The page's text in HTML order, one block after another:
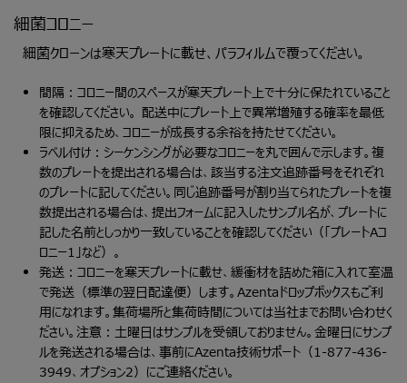
細菌コロニー
細菌クローンは寒天プレートに載せ、パラフィルムで覆ってください。
間隔：コロニー間のスペースが寒天プレート上で十分に保たれていること
を確認してください。 配送中にプレート上で異常増殖する確率を最低
限に抑えるため、コロニーが成長する余裕を持たせてください。
ラベル付け：シーケンシングが必要なコロニーを丸で囲んで示します。複
数のプレートを提出される場合は、該当する注文追跡番号をそれぞれ
のプレートに記してください。同じ追跡番号が割り当てられたプレートを複
数提出される場合は、提出フォームに記入したサンプル名が、プレートに
記した名前としっかり一致していることを確認してください（「プレートAコ
ロニー1」など）。
発送：コロニーを寒天プレートに載せ、緩衝材を詰めた箱に入れて室温
で発送（標準の翌日配達便）します。Azentaドロップボックスもご利
用になれます。集荷場所と集荷時間については当社までお問い合わせく
ださい。注意：土曜日はサンプルを受領しておりません。金曜日にサンプ
ルを発送される場合は、事前にAzenta技術サポート（1-877-436-
3949、オプション2）にご連絡ください。